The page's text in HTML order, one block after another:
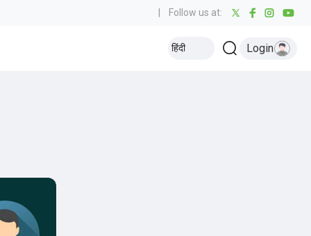
Follow us at:
हिंदी Login